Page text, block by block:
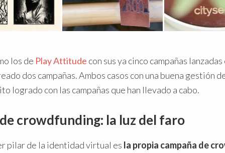
los de Play Attitude con sus ya cinco campañas
dos campañas. Ambos casos con una buena gestión
logrado con las campañas que han llevado a cabo.
crowdfunding: la luz del faro
pilar de la identidad virtual es la propia campaña de